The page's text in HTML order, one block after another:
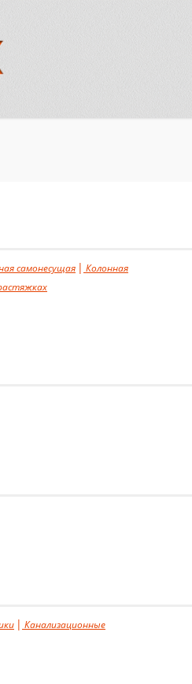
самонесущая
Колонная
Канализационные